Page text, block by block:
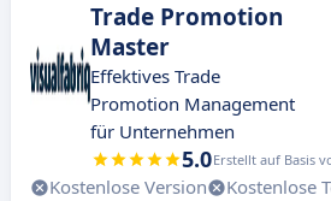
Trade Promotion
Master
Effektives Trade
Promotion Management
für Unternehmen
5.0Erstellt auf Basis
Kostenlose Version
Kostenlose